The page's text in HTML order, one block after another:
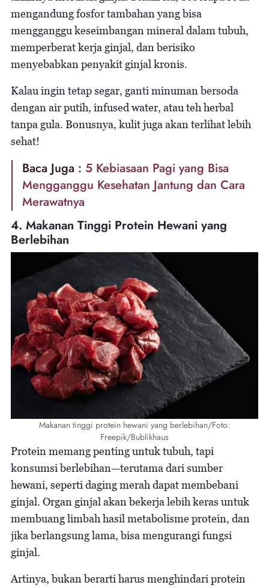
mengandung fosfor tambahan yang bisa
mengganggu keseimbangan mineral dalam tubuh,
memperberat kerja ginjal, dan berisiko
menyebabkan penyakit ginjal kronis.
Kalau ingin tetap segar, ganti minuman bersoda
dengan air putih, infused water, atau teh herbal
tanpa gula. Bonusnya, kulit juga akan terlihat lebih
sehat!
Baca Juga : 5 Kebiasaan Pagi yang Bisa
Mengganggu Kesehatan Jantung dan Cara
Merawatnya
4. Makanan Tinggi Protein Hewani yang
Berlebihan
Makanan tinggi protein hewani yang berlebihan/Foto:
Freepik/Bublikhaus
Protein memang penting untuk tubuh, tapi
konsumsi berlebihan—terutama dari sumber
hewani, seperti daging merah dapat membebani
ginjal. Organ ginjal akan bekerja lebih keras untuk
membuang limbah hasil metabolisme protein, dan
jika berlangsung lama, bisa mengurangi fungsi
ginjal.
Artinya, bukan berarti harus menghindari protein